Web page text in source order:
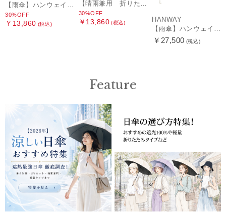
30%OFF
￥13,860 (税込)
30%OFF
￥13,860 (税込)
HANWAY
￥27,500 (税込)
Feature